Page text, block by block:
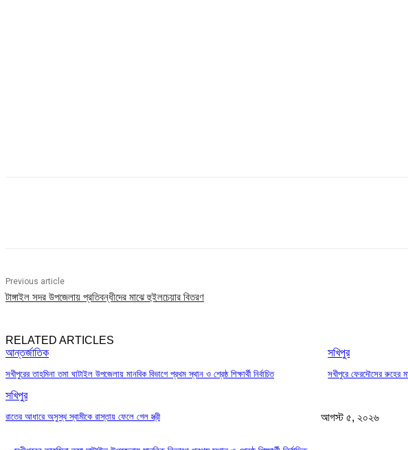
Previous article
টাঙ্গাইল সদর উপজেলায় প্রতিবন্ধীদের মাঝে হুইলচেয়ার বিতরণ
RELATED ARTICLES
আন্তর্জাতিক
সখীপুরের তাহমিনা তমা ঘাটাইল উপজেলায় মানবিক বিভাগে প্রথম স্থান ও শ্রেষ্ঠ শিক্ষার্থী নির্বাচিত
সখিপুর
সখীপুরে ফেরদৌসের রুহের
সখিপুর
রাতের আধারে অসুস্থ স্বামীকে রাস্তায় ফেলে গেল স্ত্রী আগস্ট ৫, ২০২৬